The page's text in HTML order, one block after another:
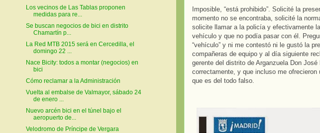
Imposible, “está prohibido”. Solicité la
momento no se encontraba, solicité la
solicite llamar a la policía y efectivamente
vehículo y que no podía pasar con él.
“vehículo” y ni me contestó ni le gustó la
compañeras de equipo y al día siguiente
gerente del distrito de Arganzuela Don
correctamente, y que incluso me
que es del todo falso.
Los vecinos de Las Tablas proponen
medidas para re...
Se buscan negocios de bici en distrito
Chamartín p...
La Red MTB 2015 será en Cercedilla, el
domingo 22 ...
Nace Bicity: todos a montar (negocios) en
bici
Cómo reclamar a la Administración
Vuelta al embalse de Valmayor, sábado 24
de enero ...
Nuevo arcén bici en el túnel bajo el
aeropuerto de...
Velodromo de Príncipe de Vergara